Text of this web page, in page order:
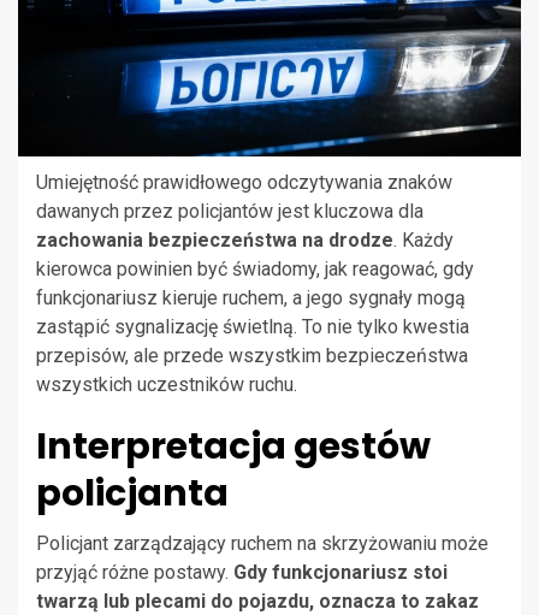
Umiejętność prawidłowego odczytywania znaków
dawanych przez policjantów jest kluczowa dla
zachowania bezpieczeństwa na drodze. Każdy
kierowca powinien być świadomy, jak reagować, gdy
funkcjonariusz kieruje ruchem, a jego sygnały mogą
zastąpić sygnalizację świetlną. To nie tylko kwestia
przepisów, ale przede wszystkim bezpieczeństwa
wszystkich uczestników ruchu.
Interpretacja gestów
policjanta
Policjant zarządzający ruchem na skrzyżowaniu może
przyjąć różne postawy. Gdy funkcjonariusz stoi
twarzą lub plecami do pojazdu, oznacza to zakaz